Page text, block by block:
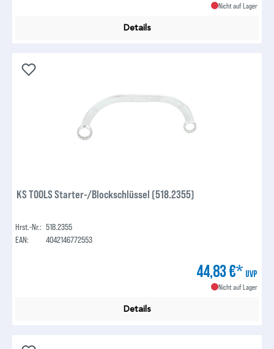
Nicht auf Lager
Details
KS TOOLS Starter-/Blockschlüssel (518.2355)
Hrst.-Nr.: 518.2355
EAN:
4042146772553
44,83 €* UVP
Nicht auf Lager
Details